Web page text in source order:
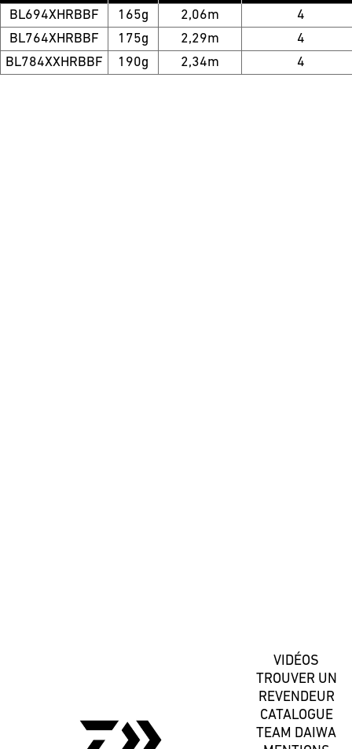
BL694XHRBBF 165g 2,06m
4
BL764XHRBBF
175g 2,29m
4
BL784XXHRBBF
190g 2,34m 4
VIDÉOS
TROUVER UN
REVENDEUR
CATALOGUE
TEAM DAIWA